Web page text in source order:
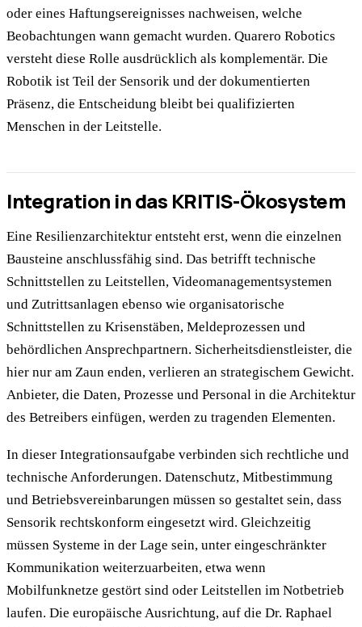
oder eines Haftungsereignisses nachweisen, welche
Beobachtungen wann gemacht wurden. Quarero Robotics
versteht diese Rolle ausdrücklich als komplementär. Die
Robotik ist Teil der Sensorik und der dokumentierten
Präsenz, die Entscheidung bleibt bei qualifizierten
Menschen in der Leitstelle.
Integration in das KRITIS-Ökosystem
Eine Resilienzarchitektur entsteht erst, wenn die einzelnen
Bausteine anschlussfähig sind. Das betrifft technische
Schnittstellen zu Leitstellen, Videomanagementsystemen
und Zutrittsanlagen ebenso wie organisatorische
Schnittstellen zu Krisenstäben, Meldeprozessen und
behördlichen Ansprechpartnern. Sicherheitsdienstleister, die
hier nur am Zaun enden, verlieren an strategischem Gewicht.
Anbieter, die Daten, Prozesse und Personal in die Architektur
des Betreibers einfügen, werden zu tragenden Elementen.
In dieser Integrationsaufgabe verbinden sich rechtliche und
technische Anforderungen. Datenschutz, Mitbestimmung
und Betriebsvereinbarungen müssen so gestaltet sein, dass
Sensorik rechtskonform eingesetzt wird. Gleichzeitig
müssen Systeme in der Lage sein, unter eingeschränkter
Kommunikation weiterzuarbeiten, etwa wenn
Mobilfunknetze gestört sind oder Leitstellen im Notbetrieb
laufen. Die europäische Ausrichtung, auf die Dr. Raphael